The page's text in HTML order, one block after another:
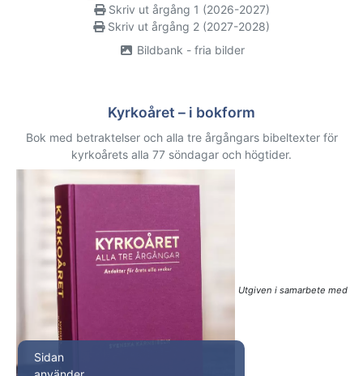
Skriv ut årgång 1 (2026-2027)
Skriv ut årgång 2 (2027-2028)
Bildbank - fria bilder
Kyrkoåret – i bokform
Bok med betraktelser och alla tre årgångars bibeltexter för
kyrkoårets alla 77 söndagar och högtider.
Utgiven i samarbete med
Sidan